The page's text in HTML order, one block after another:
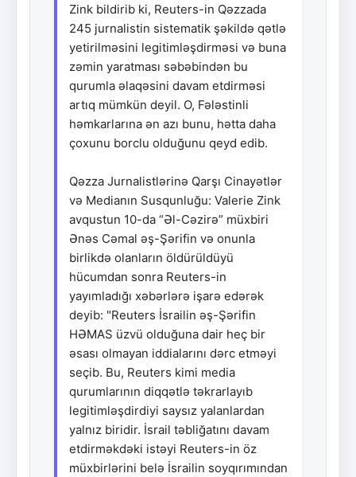
Zink bildirib ki, Reuters-in Qəzzada
245 jurnalistin sistematik şəkildə qətlə
yetirilməsini legitimləşdirməsi və buna
zəmin yaratması səbəbindən bu
qurumla əlaqəsini davam etdirməsi
artıq mümkün deyil. O, Fələstinli
həmkarlarına ən azı bunu, hətta daha
çoxunu borclu olduğunu qeyd edib.
Qəzza Jurnalistlərinə Qarşı Cinayətlər
və Medianın Susqunluğu: Valerie Zink
avqustun 10-da “Əl-Cəzirə” müxbiri
Ənəs Cəmal əş-Şərifin və onunla
birlikdə olanların öldürüldüyü
hücumdan sonra Reuters-in
yayımladığı xəbərlərə işarə edərək
deyib: "Reuters İsrailin əş-Şərifin
HƏMAS üzvü olduğuna dair heç bir
əsası olmayan iddialarını dərc etməyi
seçib. Bu, Reuters kimi media
qurumlarının diqqətlə təkrarlayıb
legitimləşdirdiyi saysız yalanlardan
yalnız biridir. İsrail təbliğatını davam
etdirməkdəki istəyi Reuters-in öz
müxbirlərini belə İsrailin soyqırımından